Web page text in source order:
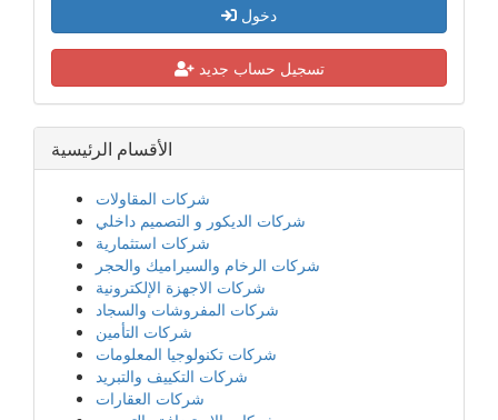
دخول
تسجيل حساب جديد
الأقسام الرئيسية
شركات المقاولات
شركات الديكور و التصميم داخلي
شركات استثمارية
شركات الرخام والسيراميك والحجر
شركات الاجهزة الإلكترونية
شركات المفروشات والسجاد
شركات التأمين
شركات تكنولوجيا المعلومات
شركات التكييف والتبريد
شركات العقارات